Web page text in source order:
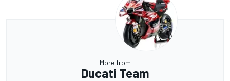
More from
Ducati Team